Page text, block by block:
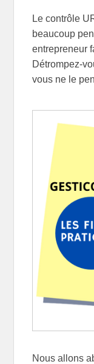
Le contrôle
beaucoup
entrepreneur
Détrompez-
vous ne le
Nous allons